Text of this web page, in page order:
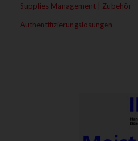
Supplies Management | Zubehör
Authentifizierungslösungen